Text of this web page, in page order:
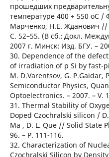
прошедших
температуре 400 ÷ 550 оС
Марченко, Н.Е. Жданович //
С. 52–55. (В сб.: Докл.
2007 г. Минск: Изд. БГУ. –
30. Dependence of the
of irradiation of p Si by fast-
M. D.Varentsov, G. P.Gaidar,
Semiconductor Physics,
Optoelectronics. – 2007. – V.
31. Thermal Stability of
Doped Czochralski silicon / D.
Ma , D. L. Que // Solid State
96. – P. 111-116.
32. Characterization of
Czochralski Silicon by